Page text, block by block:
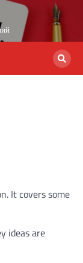
It covers some
ideas are